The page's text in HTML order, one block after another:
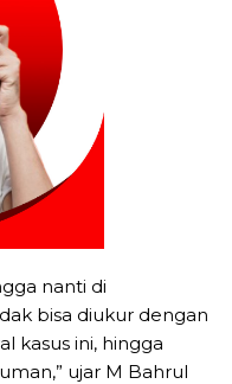
nanti di
bisa diukur dengan
kasus ini, hingga
ujar M Bahrul